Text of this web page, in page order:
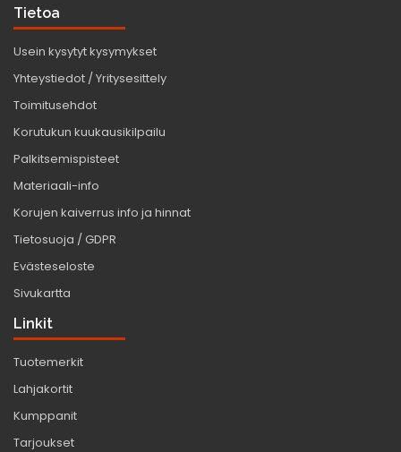
Tietoa
Usein kysytyt kysymykset
Yhteystiedot / Yritysesittely
Toimitusehdot
Korutukun kuukausikilpailu
Palkitsemispisteet
Materiaali-info
Korujen kaiverrus info ja hinnat
Tietosuoja / GDPR
Evästeseloste
Sivukartta
Linkit
Tuotemerkit
Lahjakortit
Kumppanit
Tarjoukset